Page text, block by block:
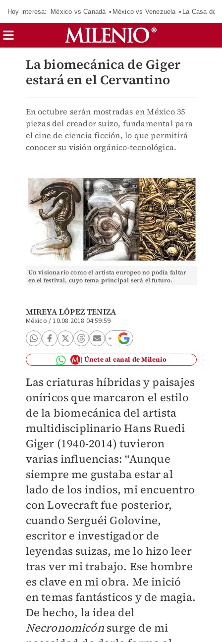
Hoy interesa: México vs Canadá México vs Venezuela La Casa de
La biomecánica de Giger
estará en el Cervantino
En octubre serán mostradas en México 35
piezas del creador suizo, fundamental para
el cine de ciencia ficción, lo que permitirá
conocer su visión orgánico-tecnológica.
Un visionario como el artista europeo no podía faltar
en el festival, cuyo tema principal será el futuro.
MIREYA LÓPEZ TENIZA
México /10.08.2018 04:59:59
Únete al canal de Milenio
Las criaturas híbridas y paisajes
oníricos que marcaron el estilo
de la biomecánica del artista
multidisciplinario Hans Ruedi
Giger (1940-2014) tuvieron
varias influencias: “Aunque
siempre me gustaba estar al
lado de los indios, mi encuentro
con Lovecraft fue posterior,
cuando Serguéi Golovine,
escritor e investigador de
leyendas suizas, me lo hizo leer
tras ver mi trabajo. Ese hombre
es clave en mi obra. Me inició
en temas fantásticos y de magia.
De hecho, la idea del
Necronomicón surge de mi